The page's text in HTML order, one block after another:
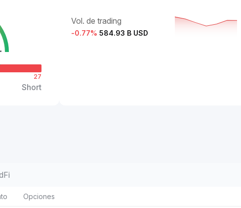
27
Short
Vol. de trading
-0.77% 584.93 B USD
Opciones